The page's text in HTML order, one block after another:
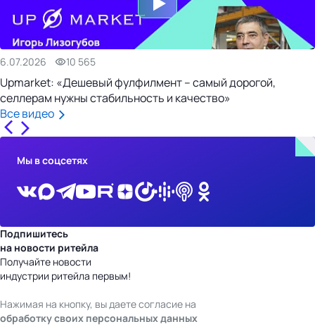
6.07.2026 10 565
Upmarket: «Дешевый фулфилмент – самый дорогой,
селлерам нужны стабильность и качество»
Все видео
Мы в соцсетях
Подпишитесь
на новости ритейла
Получайте новости
индустрии ритейла первым!
Нажимая на кнопку, вы даете согласие на
обработку своих персональных данных